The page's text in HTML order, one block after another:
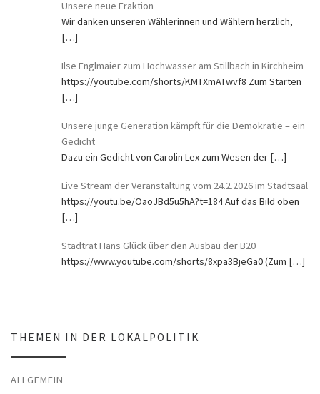
Unsere neue Fraktion
Wir danken unseren Wählerinnen und Wählern herzlich,
[…]
Ilse Englmaier zum Hochwasser am Stillbach in Kirchheim
https://youtube.com/shorts/KMTXmATwvf8 Zum Starten
[…]
Unsere junge Generation kämpft für die Demokratie – ein
Gedicht
Dazu ein Gedicht von Carolin Lex zum Wesen der […]
Live Stream der Veranstaltung vom 24.2.2026 im Stadtsaal
https://youtu.be/OaoJBd5u5hA?t=184 Auf das Bild oben
[…]
Stadtrat Hans Glück über den Ausbau der B20
https://www.youtube.com/shorts/8xpa3BjeGa0 (Zum […]
THEMEN IN DER LOKALPOLITIK
ALLGEMEIN